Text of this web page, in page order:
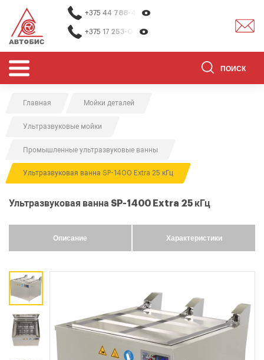
ОБОРУДОВАНИЕ ДЛЯ СТО
ОБОРУДОВАНИЕ ДЛЯ ОЧИСТКИ
БРЕНДЫ
Коммерческий отдел:
+375 44
+375 17 253-03-26
+375 29
+375 44 788-40-13
+375 17 253-03-26
Главная Мойки деталей
Ультразвуковые мойки
Промышленные ультразвуковые ванны
Ультразвуковая ванна SP-1400 Extra 25 кГц
Ультразвуковая ванна SP-1400 Extra 25 кГц
Описание Характеристики